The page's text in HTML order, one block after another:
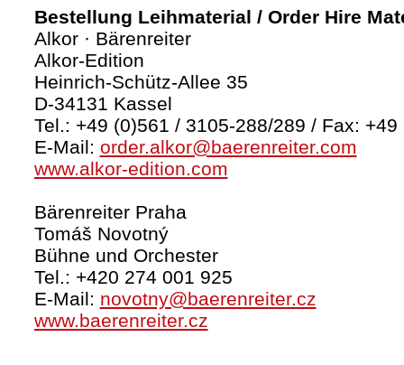
Bestellung Leihmaterial / Order Hire
Alkor · Bärenreiter
Alkor-Edition
Heinrich-Schütz-Allee 35
D-34131 Kassel
Tel.: +49 (0)561 / 3105-288/289 / Fax:
E-Mail: order.alkor@baerenreiter.com
www.alkor-edition.com
Bärenreiter Praha
Tomáš Novotný
Bühne und Orchester
Tel.: +420 274 001 925
E-Mail: novotny@baerenreiter.cz
www.baerenreiter.cz